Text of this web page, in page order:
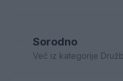
Sorodno
Več iz kategorije